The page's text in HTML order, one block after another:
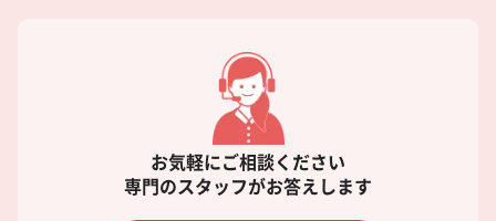
お気軽にご相談ください
専門のスタッフがお答えします